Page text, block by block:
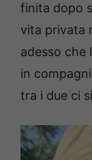
finita dopo
vita privata
adesso che
in
tra i due ci